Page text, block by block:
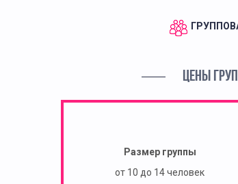
ЦЕНЫ
Размер группы
от 10 до 14 человек